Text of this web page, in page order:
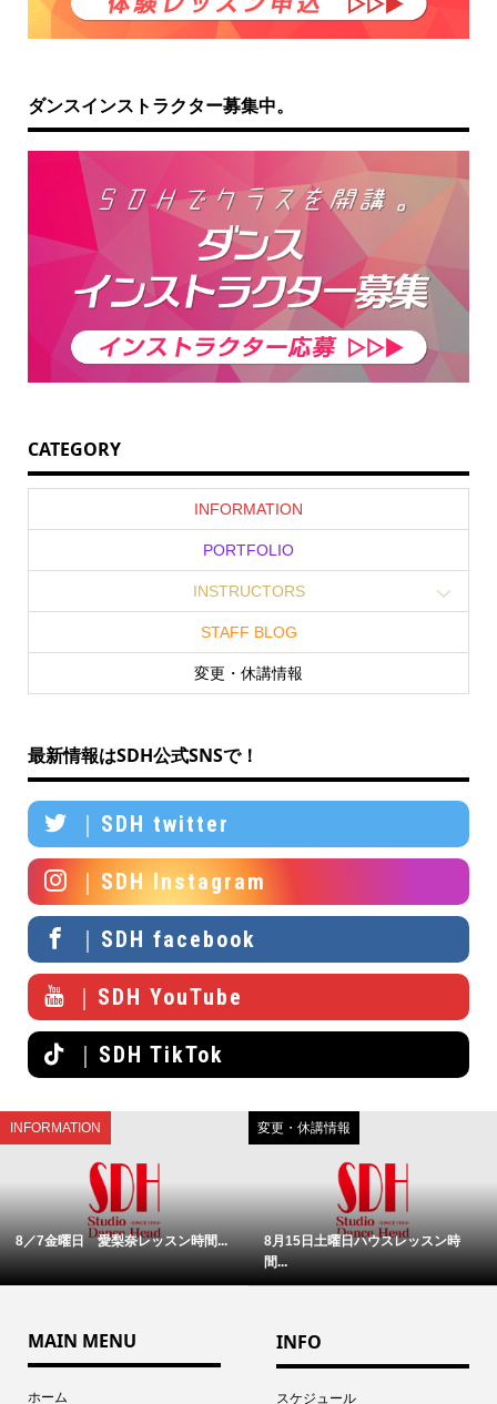
ダンスインストラクター募集中。
CATEGORY
INFORMATION
PORTFOLIO
INSTRUCTORS
STAFF BLOG
変更・休講情報
最新情報はSDH公式SNSで！
｜SDH twitter
｜SDH Instagram
｜SDH facebook
｜SDH YouTube
｜SDH TikTok
INFORMATION
8／7金曜日 愛梨奈レッスン時間...
変更・休講情報
8月15日土曜日ハウスレッスン時
間...
MAIN MENU
ホーム
INFO
スケジュール